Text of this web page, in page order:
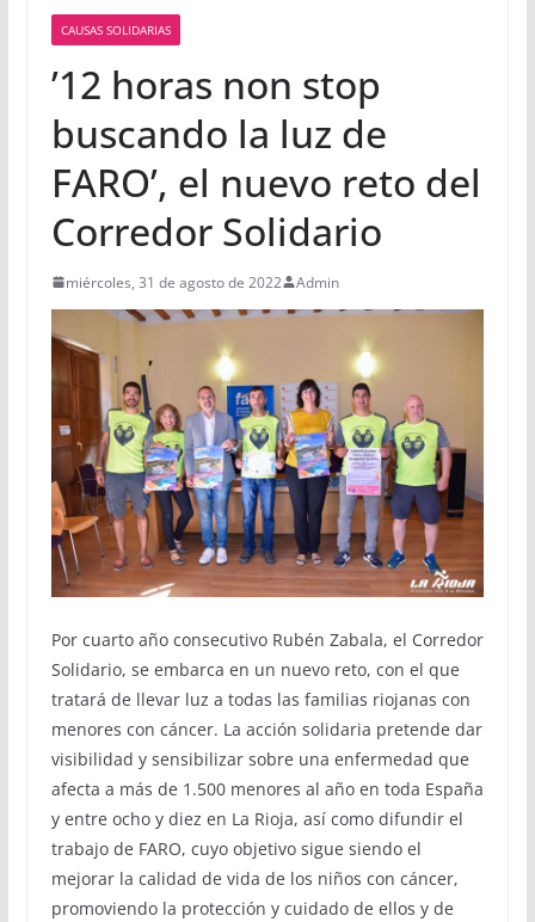
CAUSAS SOLIDARIAS
’12 horas non stop
buscando la luz de
FARO’, el nuevo reto del
Corredor Solidario
miércoles, 31 de agosto de 2022 Admin
Por cuarto año consecutivo Rubén Zabala, el Corredor
Solidario, se embarca en un nuevo reto, con el que
tratará de llevar luz a todas las familias riojanas con
menores con cáncer. La acción solidaria pretende dar
visibilidad y sensibilizar sobre una enfermedad que
afecta a más de 1.500 menores al año en toda España
y entre ocho y diez en La Rioja, así como difundir el
trabajo de FARO, cuyo objetivo sigue siendo el
mejorar la calidad de vida de los niños con cáncer,
promoviendo la protección y cuidado de ellos y de